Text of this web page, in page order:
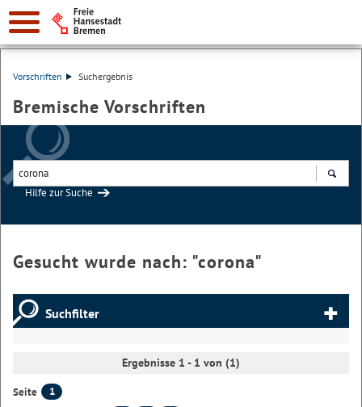
Vorschriften Suchergebnis
Bremische Vorschriften
Hilfe zur Suche
Gesucht wurde nach: "corona"
Suchfilter
Ergebnisse 1 - 1 von (1)
Seite
1